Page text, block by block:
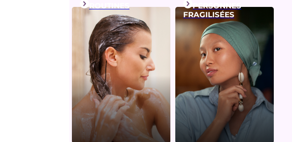
ROUTINES
PERSONNES
FRAGILISÉES